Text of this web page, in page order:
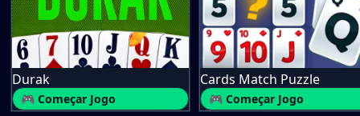
Durak
🎮 Começar Jogo
Cards Match Puzzle
🎮 Começar Jogo